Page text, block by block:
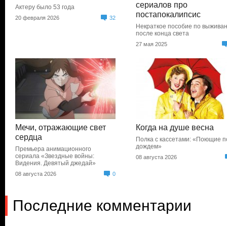
Актеру было 53 года
20 февраля 2026 32
сериалов про
постапокалипсис
Некраткое пособие по
после конца света
27 мая 2025
Мечи, отражающие свет
сердца
Премьера анимационного
сериала «Звездные войны:
Видения. Девятый джедай»
08 августа 2026 0
Когда на душе весна
Полка с кассетами: «Поющие
дождем»
08 августа 2026
Последние комментарии